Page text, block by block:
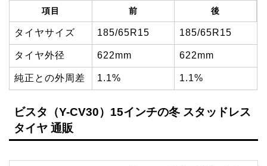
項目 前 後
タイヤサイズ 185/65R15 185/65R15
タイヤ外径 622mm 622mm
純正との外周差 1.1% 1.1%
ビスタ（Y-CV30）15インチの冬 スタッドレス
タイヤ 通販